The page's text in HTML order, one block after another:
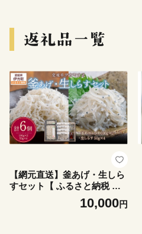
【網元直送】釜あげ・生しら
すセット【 ふるさと納税 人
気 おすすめ ランキング しら
す シラス 釜あげ 生しらす お
10,000円